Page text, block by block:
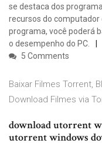
se destaca dos
recursos do computador
programa, você poderá
o desempenho do PC.
5 Comments
Baixar Filmes Torrent,
Download Filmes via
download utorrent
utorrent windows